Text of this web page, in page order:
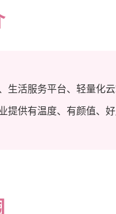
生活服务平台、轻量化
供有温度、有颜值、好